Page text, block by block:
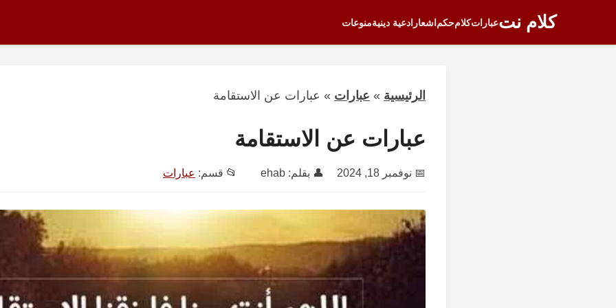
كلام نتعباراتكلامحكم اشعار ادعية دينيةمنوعات
الرئيسية » عبارات » عبارات عن الاستقامة
عبارات عن الاستقامة
📅 نوفمبر 18, 2024 👤 بقلم: ehab 📂 قسم: عبارات